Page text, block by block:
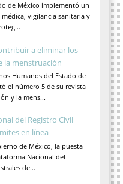
de México implementó un
vigilancia sanitaria y
a eliminar los
la menstruación
Humanos del Estado de
el número 5 de su revista
y la mens...
del Registro Civil
en línea
de México, la puesta
Nacional del
de...